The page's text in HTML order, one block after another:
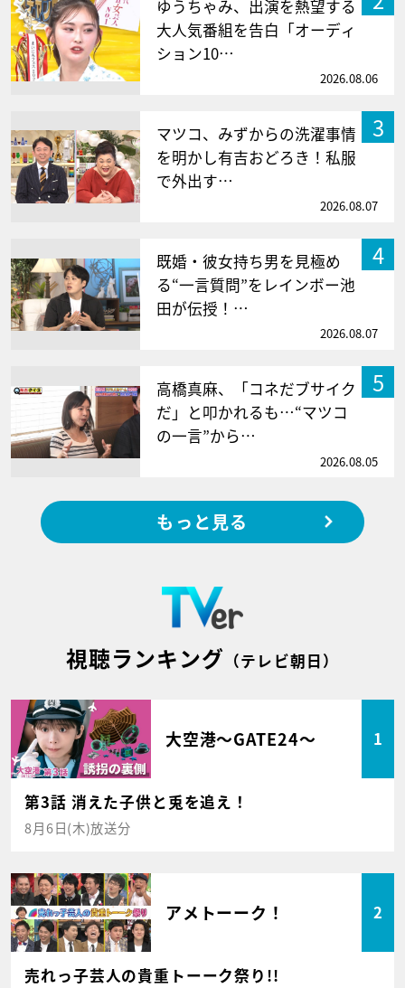
ゆうちゃみ、出演を熱望する
大人気番組を告白「オーディ
ション10…
2026.08.06
3
マツコ、みずからの洗濯事情
を明かし有吉おどろき！私服
で外出す…
2026.08.07
4
既婚・彼女持ち男を見極め
る“一言質問”をレインボー池
田が伝授！…
2026.08.07
5
高橋真麻、「コネだブサイク
だ」と叩かれるも…“マツコ
の一言”から…
2026.08.05
もっと見る
視聴ランキング （テレビ朝日）
大空港～GATE24～ 1
第3話 消えた子供と兎を追え！
8月6日(木)放送分
アメトーーク！ 2
売れっ子芸人の貴重トーーク祭り!!